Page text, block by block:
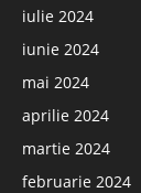
iulie 2024
iunie 2024
mai 2024
aprilie 2024
martie 2024
februarie 2024